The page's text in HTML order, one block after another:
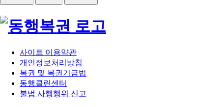
사이트 이용약관
개인정보처리방침
복권 및 복권기금법
동행클린센터
불법 사행행위 신고